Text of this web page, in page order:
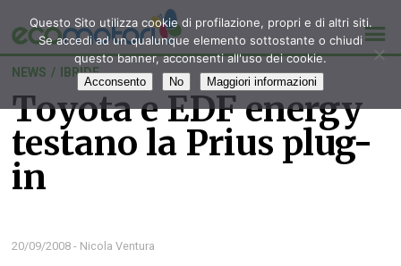
NEWS / IBRIDE
Toyota e EDF energy
testano la Prius plug-
in
20/09/2008 - Nicola Ventura
Questo Sito utilizza cookie di profilazione, propri e di altri siti.
Se accedi ad un qualunque elemento sottostante o chiudi
questo banner, acconsenti all'uso dei cookie.
Acconsento No Maggiori informazioni